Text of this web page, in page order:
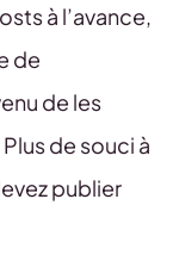
à l’avance,
de
de les
de souci à
publier